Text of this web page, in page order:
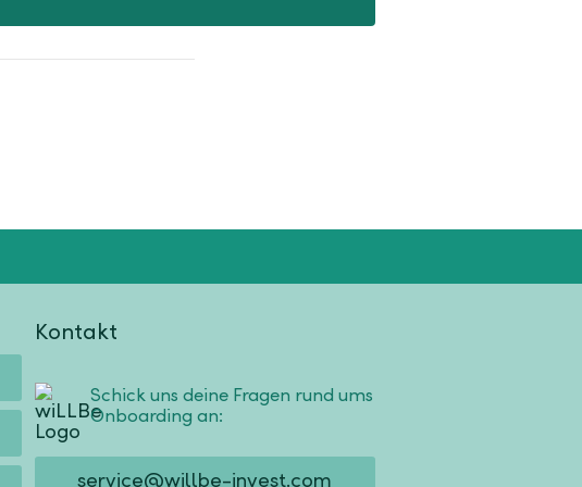
Kontakt
Schick uns deine Fragen rund ums
Onboarding an:
service@willbe-invest.com